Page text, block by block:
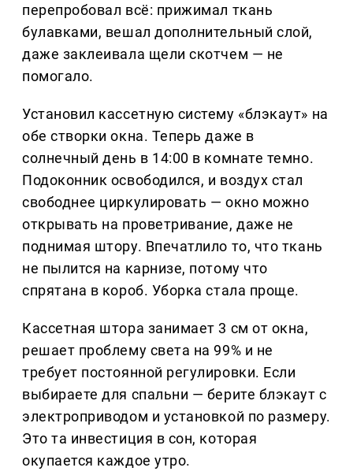
перепробовал всё: прижимал ткань
булавками, вешал дополнительный слой,
даже заклеивала щели скотчем — не
помогало.
Установил кассетную систему «блэкаут» на
обе створки окна. Теперь даже в
солнечный день в 14:00 в комнате темно.
Подоконник освободился, и воздух стал
свободнее циркулировать — окно можно
открывать на проветривание, даже не
поднимая штору. Впечатлило то, что ткань
не пылится на карнизе, потому что
спрятана в короб. Уборка стала проще.
Кассетная штора занимает 3 см от окна,
решает проблему света на 99% и не
требует постоянной регулировки. Если
выбираете для спальни — берите блэкаут с
электроприводом и установкой по размеру.
Это та инвестиция в сон, которая
окупается каждое утро.